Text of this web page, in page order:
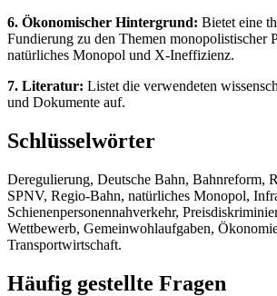
6. Ökonomischer Hintergrund: Bietet eine
Fundierung zu den Themen monopolistischer
natürliches Monopol und X-Ineffizienz.
7. Literatur: Listet die verwendeten
und Dokumente auf.
Schlüsselwörter
Deregulierung, Deutsche Bahn, Bahnreform,
SPNV, Regio-Bahn, natürliches Monopol,
Schienenpersonennahverkehr,
Wettbewerb, Gemeinwohlaufgaben,
Transportwirtschaft.
Häufig gestellte Fragen